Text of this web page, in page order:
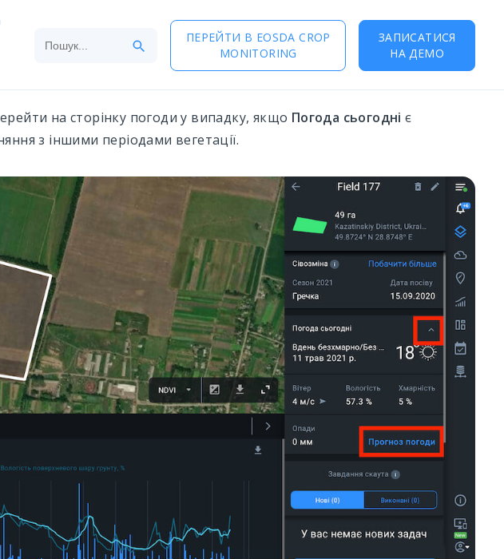
ПЕРЕЙТИ В EOSDA CROP
MONITORING
ЗАПИСАТИСЯ
НА ДЕМО
на сторінку погоди у випадку, якщо Погода сьогодні є
з іншими періодами вегетації.